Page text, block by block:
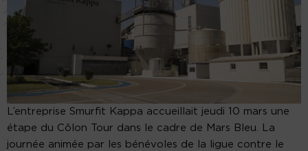
L’entreprise Smurfit Kappa accueillait jeudi 10 mars une
étape du Côlon Tour dans le cadre de Mars Bleu. La
journée animée par les bénévoles de la ligue contre le